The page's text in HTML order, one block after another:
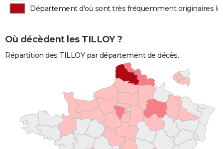
Département d'où sont très fréquemment originaires
Où décèdent les TILLOY ?
Répartition des TILLOY par département de décès.